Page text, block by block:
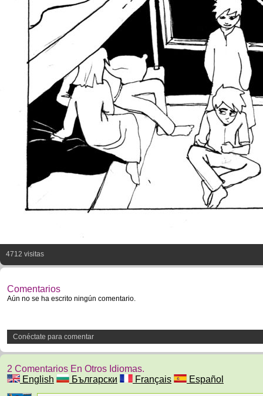
4712 visitas
Comentarios
Aún no se ha escrito ningún comentario.
Conéctate para comentar
2 Comentarios En Otros Idiomas.
English
Български Français Español